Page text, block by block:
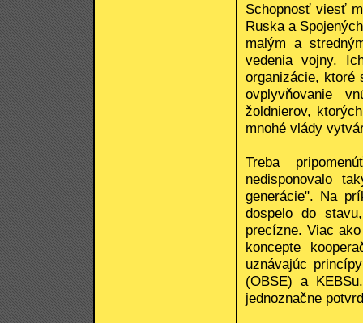
Schopnosť viesť
Ruska a
malým a
vedenia vojny.
organizácie, ktoré
ovplyvňovanie
žoldnierov,
mnohé vlády
Treba
nedisponovalo
generácie". Na
dospelo do
precízne. Viac
koncepte
uznávajúc
(OBSE) a
jednoznačne